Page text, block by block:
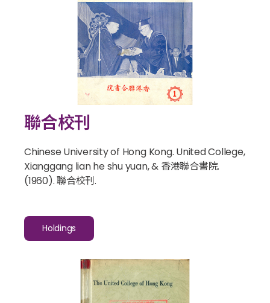
聯合校刊
Chinese University of Hong Kong. United College,
Xianggang lian he shu yuan, & 香港聯合書院.
(1960).聯合校刊.
Holdings